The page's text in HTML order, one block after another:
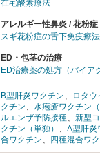
在宅酸素療法
アレルギー性鼻炎 / 花粉症
スギ花粉症の舌下免疫療法
ED・包茎の治療
ED治療薬の処方（バイア
B型肝炎ワクチン、 ロタウ
クチン、 水疱瘡ワクチン
ルエンザ予防接種、 新型
クチン（単独） 、 A型肝炎
合ワクチン、 四種混合ワ